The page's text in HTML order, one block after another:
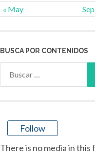
« May
BUSCA POR CONTENIDOS
Follow
There is no media in this